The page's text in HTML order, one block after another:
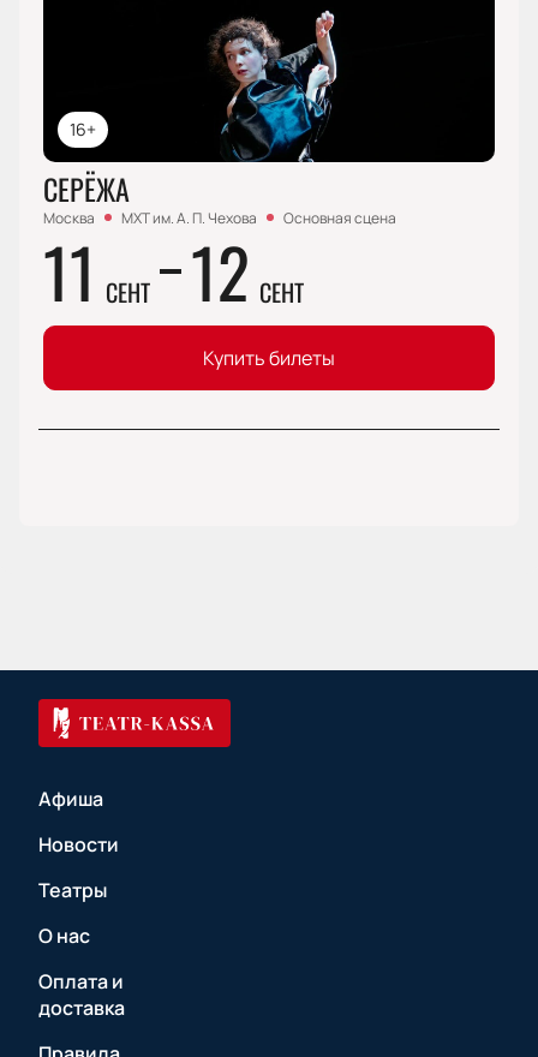
16+
СЕРЁЖА
Москва МХТ им. А. П. Чехова Основная сцена
11 СЕНТ 12 СЕНТ
Купить билеты
Афиша
Новости
Театры
О нас
Оплата и
доставка